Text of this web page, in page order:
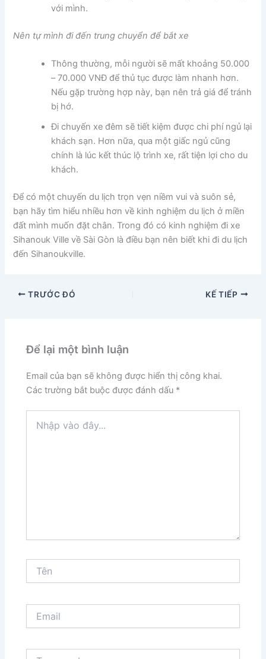
với mình.
Nên tự mình đi đến trung chuyển để bắt xe
Thông thường, mỗi người sẽ mất khoảng 50.000
– 70.000 VNĐ để thủ tục được làm nhanh hơn.
Nếu gặp trường hợp này, bạn nên trả giá để tránh
bị hớ.
Đi chuyến xe đêm sẽ tiết kiệm được chi phí ngủ lại
khách sạn. Hơn nữa, qua một giấc ngủ cũng
chính là lúc kết thúc lộ trình xe, rất tiện lợi cho du
khách.
Để có một chuyến du lịch trọn vẹn niềm vui và suôn sẻ,
bạn hãy tìm hiểu nhiều hơn về kinh nghiệm du lịch ở miền
đất mình muốn đặt chân. Trong đó có kinh nghiệm đi xe
Sihanouk Ville về Sài Gòn là điều bạn nên biết khi đi du lịch
đến Sihanoukville.
TRƯỚC ĐÓ KẾ TIẾP
Để lại một bình luận
Email của bạn sẽ không được hiển thị công khai.
Các trường bắt buộc được đánh dấu *
vào